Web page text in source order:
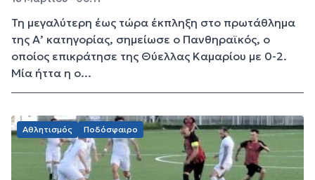
Τη μεγαλύτερη έως τώρα έκπληξη στο πρωτάθλημα
της Α’ κατηγορίας, σημείωσε ο Πανθηραϊκός, ο
οποίος επικράτησε της Θύελλας Καμαρίου με 0-2.
Μία ήττα η ο...
Αθλητισμός Ποδόσφαιρο